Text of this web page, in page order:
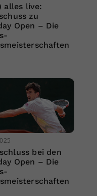
alles live:
zu
Open – Die
bei den
Open – Die